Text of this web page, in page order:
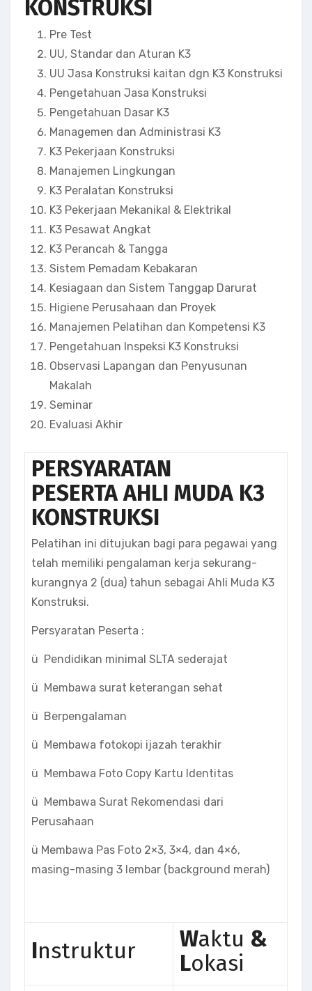
KONSTRUKSI
Pre Test
UU, Standar dan Aturan K3
UU Jasa Konstruksi kaitan dgn K3 Konstruksi
Pengetahuan Jasa Konstruksi
Pengetahuan Dasar K3
Managemen dan Administrasi K3
K3 Pekerjaan Konstruksi
Manajemen Lingkungan
K3 Peralatan Konstruksi
K3 Pekerjaan Mekanikal & Elektrikal
K3 Pesawat Angkat
K3 Perancah & Tangga
Sistem Pemadam Kebakaran
Kesiagaan dan Sistem Tanggap Darurat
Higiene Perusahaan dan Proyek
Manajemen Pelatihan dan Kompetensi K3
Pengetahuan Inspeksi K3 Konstruksi
Observasi Lapangan dan Penyusunan
Makalah
Seminar
Evaluasi Akhir
PERSYARATAN
PESERTA AHLI MUDA K3
KONSTRUKSI
Pelatihan ini ditujukan bagi para pegawai yang
telah memiliki pengalaman kerja sekurang-
kurangnya 2 (dua) tahun sebagai Ahli Muda K3
Konstruksi.
Persyaratan Peserta :
ü Pendidikan minimal SLTA sederajat
ü Membawa surat keterangan sehat
ü Berpengalaman
ü Membawa fotokopi ijazah terakhir
ü Membawa Foto Copy Kartu Identitas
ü Membawa Surat Rekomendasi dari
Perusahaan
ü Membawa Pas Foto 2×3, 3×4, dan 4×6,
masing-masing 3 lembar (background merah)
Instruktur Waktu &
Lokasi